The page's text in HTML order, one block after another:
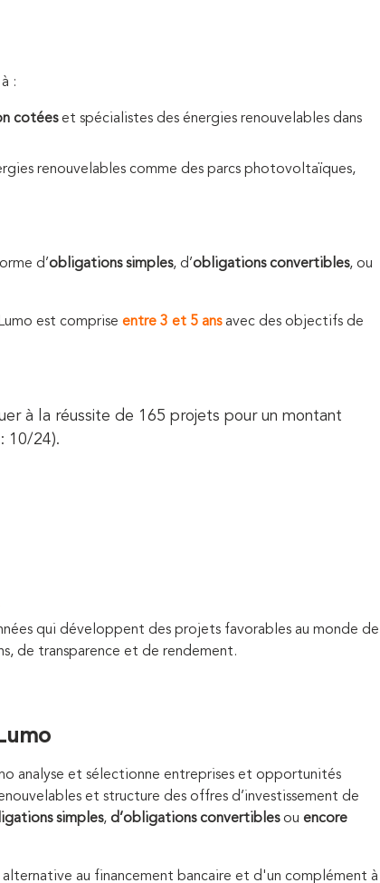
:
cotéeset spécialistes des énergies renouvelables dans
renouvelables comme des parcs photovoltaïques,
d’obligations simples, d’obligations convertibles, ou
est comprise entre 3 et 5 ans avec des objectifs de
à la réussite de 165 projets pour un montant
10/24).
qui développent des projets favorables au monde de
de transparence et de rendement.
analyse et sélectionne entreprises et opportunités
et structure des offres d’investissement de
simples, d’obligations convertiblesou encore
alternative au financement bancaire et d'un complément à